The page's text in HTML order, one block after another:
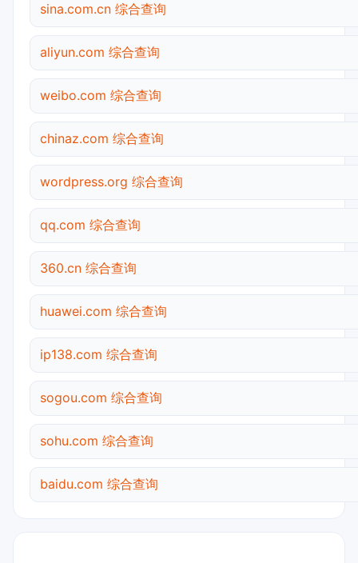
sina.com.cn 综合查询
aliyun.com 综合查询
weibo.com 综合查询
chinaz.com 综合查询
wordpress.org 综合查询
qq.com 综合查询
360.cn 综合查询
huawei.com 综合查询
ip138.com 综合查询
sogou.com 综合查询
sohu.com 综合查询
baidu.com 综合查询